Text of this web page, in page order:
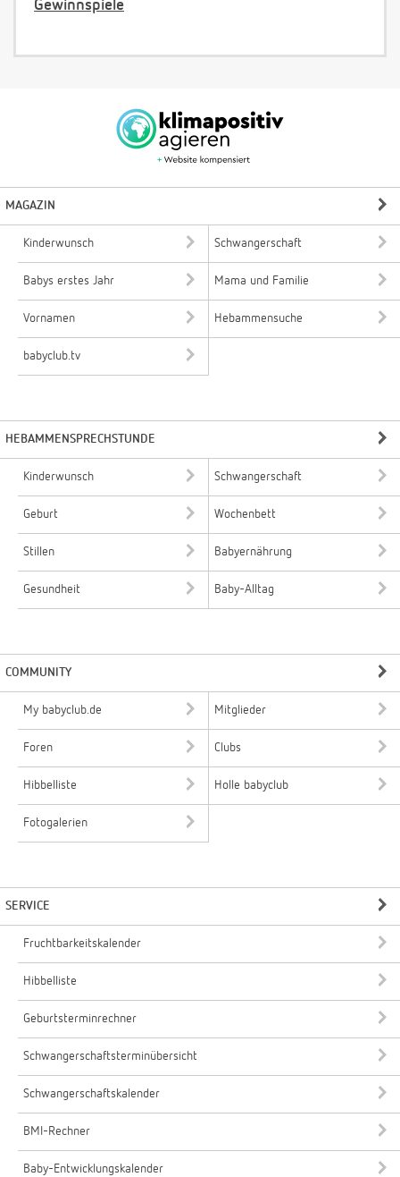
Gewinnspiele
MAGAZIN
Kinderwunsch Schwangerschaft
Babys erstes Jahr Mama und Familie
Vornamen Hebammensuche
babyclub.tv
HEBAMMENSPRECHSTUNDE
Kinderwunsch Schwangerschaft
Geburt Wochenbett
Stillen Babyernährung
Gesundheit Baby-Alltag
COMMUNITY
My babyclub.de Mitglieder
Foren Clubs
Hibbelliste Holle babyclub
Fotogalerien
SERVICE
Fruchtbarkeitskalender
Hibbelliste
Geburtsterminrechner
Schwangerschaftsterminübersicht
Schwangerschaftskalender
BMI-Rechner
Baby-Entwicklungskalender